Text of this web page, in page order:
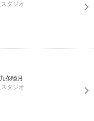
タジオ
条睦月
タジオ